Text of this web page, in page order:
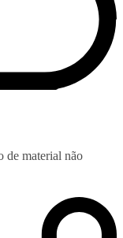
de material não